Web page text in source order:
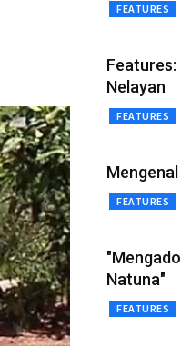
FEATURES
Features:
Nelayan
FEATURES
FEATURES
Natuna"
FEATURES